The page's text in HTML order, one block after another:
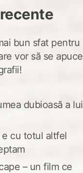
bun sfat pentru
vor să se apuce
dubioasă a lui
e cu totul altfel
– un film ce